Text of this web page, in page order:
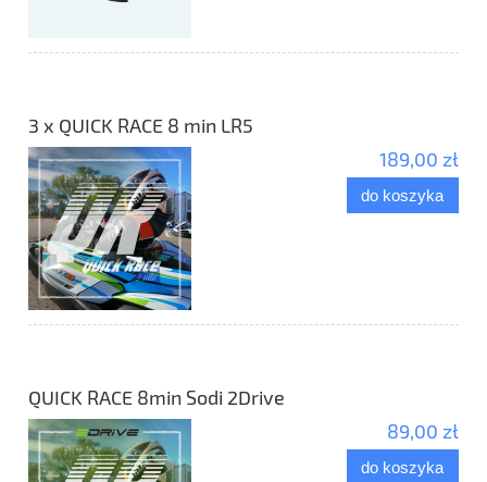
3 x QUICK RACE 8 min LR5
189,00 zł
do koszyka
QUICK RACE 8min Sodi 2Drive
89,00 zł
do koszyka